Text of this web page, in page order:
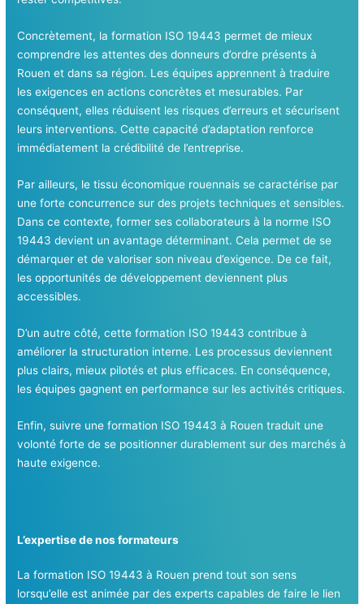
Concrètement, la formation ISO 19443 permet de mieux
comprendre les attentes des donneurs d’ordre présents à
Rouen et dans sa région. Les équipes apprennent à traduire
les exigences en actions concrètes et mesurables. Par
conséquent, elles réduisent les risques d’erreurs et sécurisent
leurs interventions. Cette capacité d’adaptation renforce
immédiatement la crédibilité de l’entreprise.
Par ailleurs, le tissu économique rouennais se caractérise par
une forte concurrence sur des projets techniques et sensibles.
Dans ce contexte, former ses collaborateurs à la norme ISO
19443 devient un avantage déterminant. Cela permet de se
démarquer et de valoriser son niveau d’exigence. De ce fait,
les opportunités de développement deviennent plus
accessibles.
D’un autre côté, cette formation ISO 19443 contribue à
améliorer la structuration interne. Les processus deviennent
plus clairs, mieux pilotés et plus efficaces. En conséquence,
les équipes gagnent en performance sur les activités critiques.
Enfin, suivre une formation ISO 19443 à Rouen traduit une
volonté forte de se positionner durablement sur des marchés à
haute exigence.
L’expertise de nos formateurs
La formation ISO 19443 à Rouen prend tout son sens
lorsqu’elle est animée par des experts capables de faire le lien